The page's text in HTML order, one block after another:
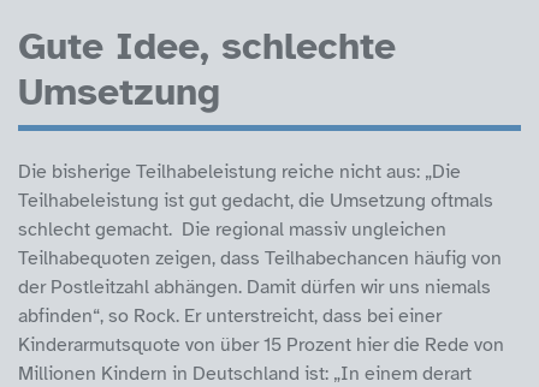
Gute Idee, schlechte
Umsetzung
Die bisherige Teilhabeleistung reiche nicht aus: „Die
Teilhabeleistung ist gut gedacht, die Umsetzung oftmals
schlecht gemacht. Die regional massiv ungleichen
Teilhabequoten zeigen, dass Teilhabechancen häufig von
der Postleitzahl abhängen. Damit dürfen wir uns niemals
abfinden“, so Rock. Er unterstreicht, dass bei einer
Kinderarmutsquote von über 15 Prozent hier die Rede von
Millionen Kindern in Deutschland ist: „In einem derart